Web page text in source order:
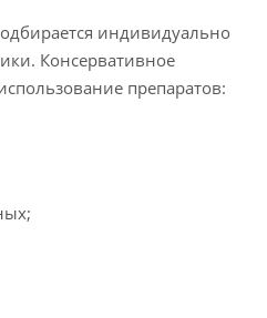
индивидуально
Консервативное
препаратов: